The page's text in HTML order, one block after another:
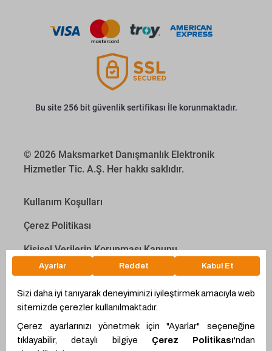
WhatsApp
Teklif Hattı
Bu site 256 bit güvenlik sertifikası İle korunmaktadır.
© 2026 Maksmarket Danışmanlık Elektronik
Hizmetler Tic. A.Ş. Her hakkı saklıdır.
Kullanım Koşulları
Çerez Politikası
Kişisel Verilerin Korunması Kanunu
İletişim Aydınlatma Metni
Proyakıt
Ödeme Hesaplama Aracı